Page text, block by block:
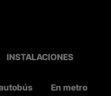
INSTALACIONES
En metro